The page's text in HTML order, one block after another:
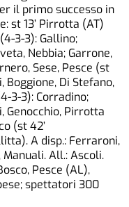
il primo successo in
st 13’ Pirrotta (AT)
3-3): Gallino;
Nebbia; Garrone,
Sese, Pesce (st
Boggione, Di Stefano,
3-3): Corradino;
Genocchio, Pirrotta
(st 42’
A disp.: Ferraroni,
Manuali. All.: Ascoli.
Pesce (AL),
spettatori 300